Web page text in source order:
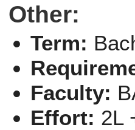
Other:
Term:
Faculty:
Effort: 2L